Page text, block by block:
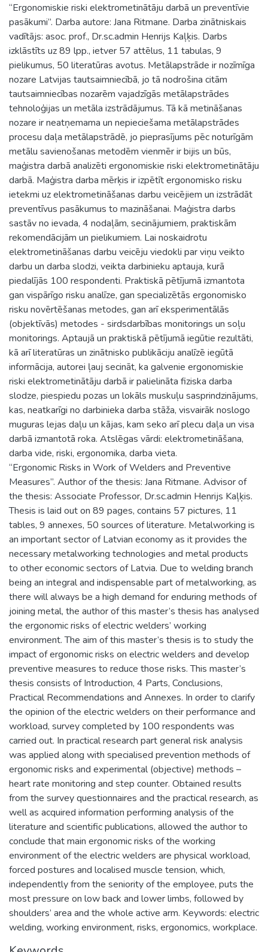
“Ergonomiskie riski elektrometinātāju darbā un preventīvie
pasākumi”. Darba autore: Jana Ritmane. Darba zinātniskais
vadītājs: asoc. prof., Dr.sc.admin Henrijs Kaļķis. Darbs
izklāstīts uz 89 lpp., ietver 57 attēlus, 11 tabulas, 9
pielikumus, 50 literatūras avotus. Metālapstrāde ir nozīmīga
nozare Latvijas tautsaimniecībā, jo tā nodrošina citām
tautsaimniecības nozarēm vajadzīgās metālapstrādes
tehnoloģijas un metāla izstrādājumus. Tā kā metināšanas
nozare ir neatņemama un nepieciešama metālapstrādes
procesu daļa metālapstrādē, jo pieprasījums pēc noturīgām
metālu savienošanas metodēm vienmēr ir bijis un būs,
maģistra darbā analizēti ergonomiskie riski elektrometinātāju
darbā. Maģistra darba mērķis ir izpētīt ergonomisko risku
ietekmi uz elektrometināšanas darbu veicējiem un izstrādāt
preventīvus pasākumus to mazināšanai. Maģistra darbs
sastāv no ievada, 4 nodaļām, secinājumiem, praktiskām
rekomendācijām un pielikumiem. Lai noskaidrotu
elektrometināšanas darbu veicēju viedokli par viņu veikto
darbu un darba slodzi, veikta darbinieku aptauja, kurā
piedalījās 100 respondenti. Praktiskā pētījumā izmantota
gan vispārīgo risku analīze, gan specializētās ergonomisko
risku novērtēšanas metodes, gan arī eksperimentālās
(objektīvās) metodes - sirdsdarbības monitorings un soļu
monitorings. Aptaujā un praktiskā pētījumā iegūtie rezultāti,
kā arī literatūras un zinātnisko publikāciju analīzē iegūtā
informācija, autorei ļauj secināt, ka galvenie ergonomiskie
riski elektrometinātāju darbā ir palielināta fiziska darba
slodze, piespiedu pozas un lokāls muskuļu sasprindzinājums,
kas, neatkarīgi no darbinieka darba stāža, visvairāk noslogo
muguras lejas daļu un kājas, kam seko arī plecu daļa un visa
darbā izmantotā roka. Atslēgas vārdi: elektrometināšana,
darba vide, riski, ergonomika, darba vieta.
“Ergonomic Risks in Work of Welders and Preventive
Measures”. Author of the thesis: Jana Ritmane. Advisor of
the thesis: Associate Professor, Dr.sc.admin Henrijs Kaļķis.
Thesis is laid out on 89 pages, contains 57 pictures, 11
tables, 9 annexes, 50 sources of literature. Metalworking is
an important sector of Latvian economy as it provides the
necessary metalworking technologies and metal products
to other economic sectors of Latvia. Due to welding branch
being an integral and indispensable part of metalworking, as
there will always be a high demand for enduring methods of
joining metal, the author of this master’s thesis has analysed
the ergonomic risks of electric welders’ working
environment. The aim of this master’s thesis is to study the
impact of ergonomic risks on electric welders and develop
preventive measures to reduce those risks. This master’s
thesis consists of Introduction, 4 Parts, Conclusions,
Practical Recommendations and Annexes. In order to clarify
the opinion of the electric welders on their performance and
workload, survey completed by 100 respondents was
carried out. In practical research part general risk analysis
was applied along with specialised prevention methods of
ergonomic risks and experimental (objective) methods –
heart rate monitoring and step counter. Obtained results
from the survey questionnaires and the practical research, as
well as acquired information performing analysis of the
literature and scientific publications, allowed the author to
conclude that main ergonomic risks of the working
environment of the electric welders are physical workload,
forced postures and localised muscle tension, which,
independently from the seniority of the employee, puts the
most pressure on low back and lower limbs, followed by
shoulders’ area and the whole active arm. Keywords: electric
welding, working environment, risks, ergonomics, workplace.